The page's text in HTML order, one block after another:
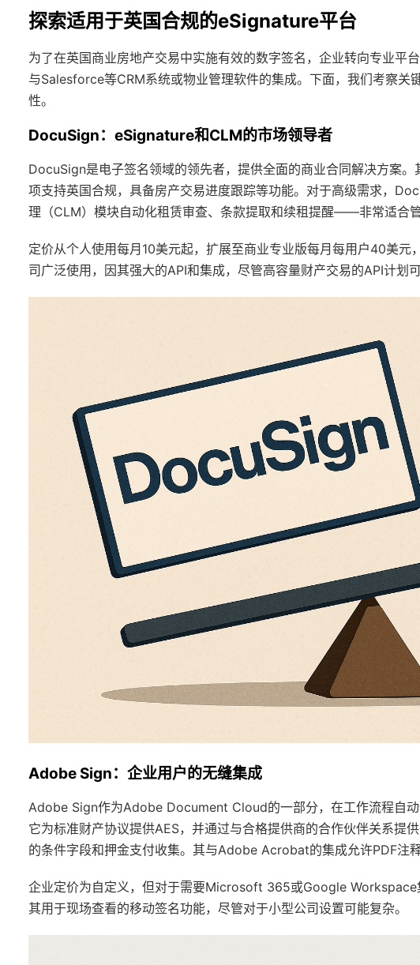
探索适用于英国合规的eSignature平台
为了在英国商业房地产交易中实施有效的数字签名，企业转向专业平
与Salesforce等CRM系统或物业管理软件的集成。下面，我们考察关
性。
DocuSign：eSignature和CLM的市场领导者
DocuSign是电子签名领域的领先者，提供全面的商业合同解决方案
项支持英国合规，具备房产交易进度跟踪等功能。对于高级需求，
理（CLM）模块自动化租赁审查、条款提取和续租提醒——非常适合管
定价从个人使用每月10美元起，扩展至商业专业版每月每用户40美元
司广泛使用，因其强大的API和集成，尽管高容量财产交易的API计划可
Adobe Sign：企业用户的无缝集成
Adobe Sign作为Adobe Document Cloud的一部分，在工作流程自动
它为标准财产协议提供AES，并通过与合格提供商的合作伙伴关系提
的条件字段和押金支付收集。其与Adobe Acrobat的集成允许PDF注
企业定价为自定义，但对于需要Microsoft 365或Google Workspace
其用于现场查看的移动签名功能，尽管对于小型公司设置可能复杂。